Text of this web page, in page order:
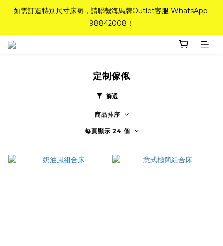
如需訂造特別尺寸床褥，請聯繫海馬牌Outlet客服 WhatsApp
98842008！
如需訂造特別尺寸床褥，請聯繫海馬牌Outlet客服 WhatsApp
98842008！
Top-Tier Quality系列床褥82折(新永久記憶床褥 及 健康記憶床
如需訂造特別尺寸床褥，請聯繫海馬牌Outlet客服 WhatsApp
98842008！
定制傢俬
篩選
商品排序
每頁顯示 24 個